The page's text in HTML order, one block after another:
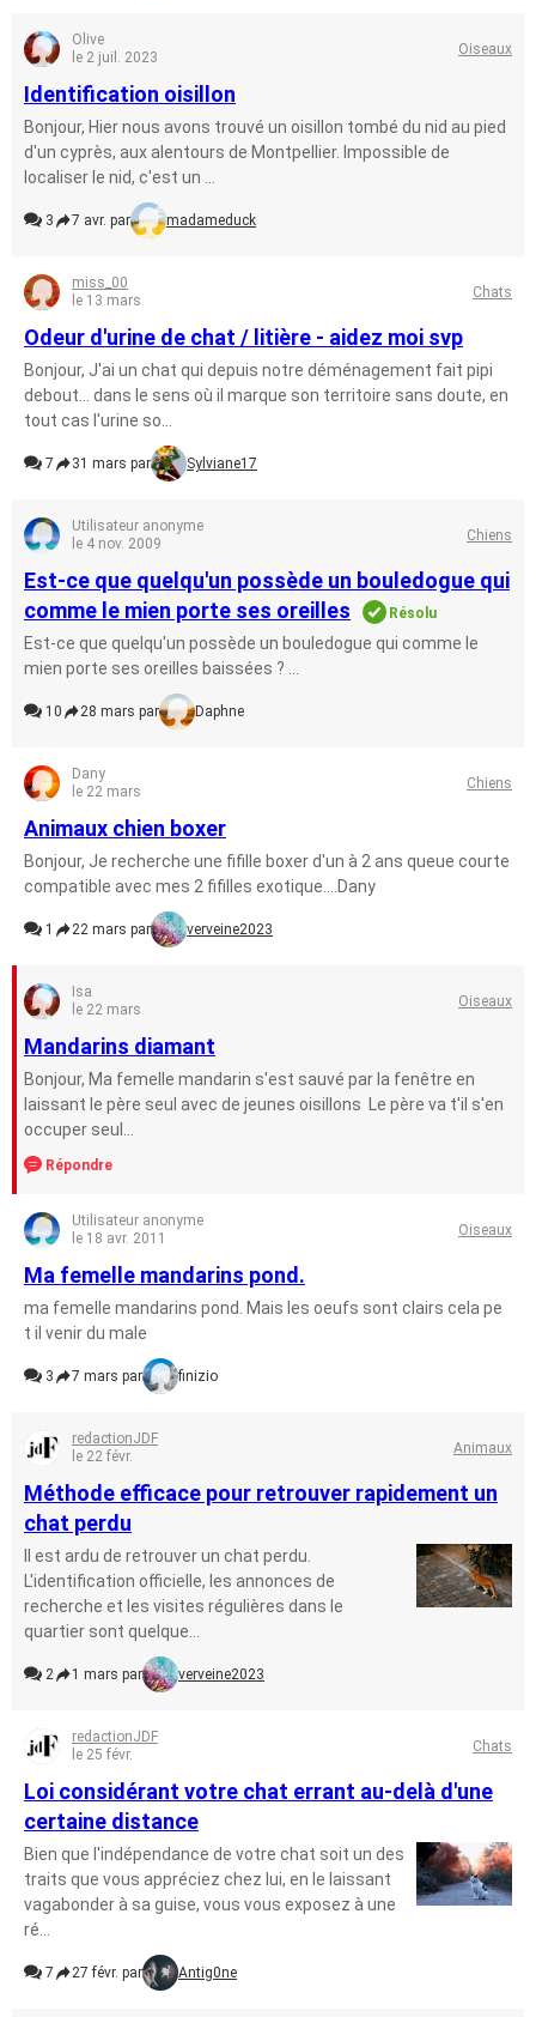
Olive
le 2 juil. 2023
Oiseaux
Identification oisillon
Bonjour, Hier nous avons trouvé un oisillon tombé du nid au pied
d'un cyprès, aux alentours de Montpellier. Impossible de
localiser le nid, c'est un ...
3 7 avr. par madameduck
miss_00
le 13 mars
Chats
Odeur d'urine de chat / litière - aidez moi svp
Bonjour, J'ai un chat qui depuis notre déménagement fait pipi
debout... dans le sens où il marque son territoire sans doute, en
tout cas l'urine so...
7 31 mars par Sylviane17
Utilisateur anonyme
le 4 nov. 2009
Chiens
Est-ce que quelqu'un possède un bouledogue qui
comme le mien porte ses oreilles
Résolu
Est-ce que quelqu'un possède un bouledogue qui comme le
mien porte ses oreilles baissées ? ...
10 28 mars par Daphne
Dany
le 22 mars
Chiens
Animaux chien boxer
Bonjour, Je recherche une fifille boxer d'un à 2 ans queue courte
compatible avec mes 2 fifilles exotique....Dany
1 22 mars par verveine2023
Isa
le 22 mars
Oiseaux
Mandarins diamant
Bonjour, Ma femelle mandarin s'est sauvé par la fenêtre en
laissant le père seul avec de jeunes oisillons Le père va t'il s'en
occuper seul...
Répondre
Utilisateur anonyme
le 18 avr. 2011
Oiseaux
Ma femelle mandarins pond.
ma femelle mandarins pond. Mais les oeufs sont clairs cela pe
t il venir du male
3 7 mars par finizio
redactionJDF
le 22 févr.
Animaux
Méthode efficace pour retrouver rapidement un
chat perdu
Il est ardu de retrouver un chat perdu.
L'identification officielle, les annonces de
recherche et les visites régulières dans le
quartier sont quelque...
2 1 mars par verveine2023
redactionJDF
le 25 févr.
Chats
Loi considérant votre chat errant au-delà d'une
certaine distance
Bien que l'indépendance de votre chat soit un des
traits que vous appréciez chez lui, en le laissant
vagabonder à sa guise, vous vous exposez à une
ré...
7 27 févr. par Antig0ne